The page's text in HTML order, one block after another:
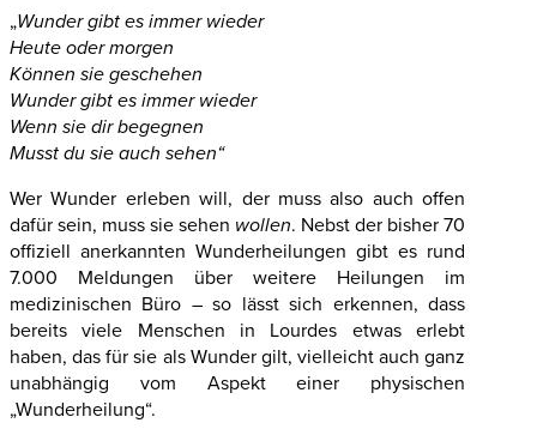
„Wunder gibt es immer wieder
Heute oder morgen
Können sie geschehen
Wunder gibt es immer wieder
Wenn sie dir begegnen
Musst du sie auch sehen“
Wer Wunder erleben will, der muss also auch offen
dafür sein, muss sie sehen wollen. Nebst der bisher 70
offiziell anerkannten Wunderheilungen gibt es rund
7.000 Meldungen über weitere Heilungen im
medizinischen Büro – so lässt sich erkennen, dass
bereits viele Menschen in Lourdes etwas erlebt
haben, das für sie als Wunder gilt, vielleicht auch ganz
unabhängig vom Aspekt einer physischen
„Wunderheilung“.